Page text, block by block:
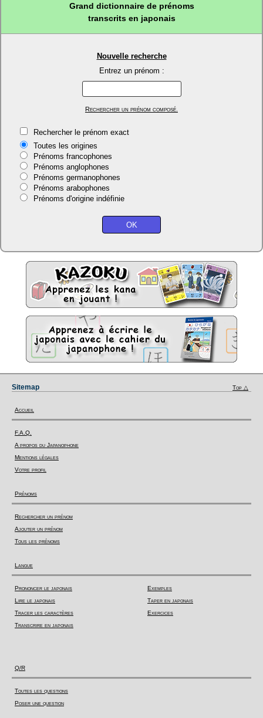
Grand dictionnaire de prénoms
transcrits en japonais
Nouvelle recherche
Entrez un prénom :
Rechercher un prénom composé.
Rechercher le prénom exact
Toutes les origines
Prénoms francophones
Prénoms anglophones
Prénoms germanophones
Prénoms arabophones
Prénoms d'origine indéfinie
Sitemap Top △
Accueil
F.A.Q.
A propos du Japanophone
Mentions légales
Votre profil
Prénoms
Rechercher un prénom
Ajouter un prénom
Tous les prénoms
Langue
Prononcer le japonais
Lire le japonais
Tracer les caractères
Transcrire en japonais
Exemples
Taper en japonais
Exercices
Q/R
Toutes les questions
Poser une question